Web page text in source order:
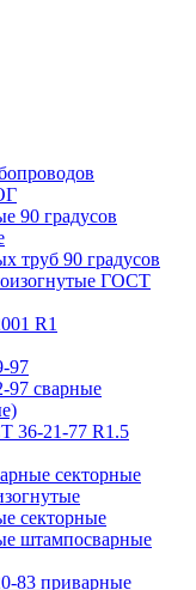
90 градусов
труб 90 градусов
ГОСТ
R1
97
сварные
36-21-77 R1.5
секторные
секторные
штампосварные
83 приварные